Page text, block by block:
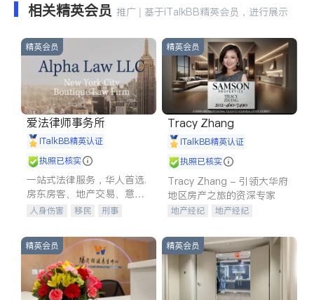
相关精英会员 推广 | 基于iTalkBB精英会员，进行展示
精英会员
爱法律师事务所
iTalkBB精英认证
执照已核实
一站式法律服务，华人首选.
房东房客、地产交易、意外
伤害、车祸重伤、商业诉
建筑合同、刑事案件全包办
人身伤害 移民
刑事
信托/遗嘱
商业
商标注册
律师-其它 保释
精英会员
Tracy Zhang
iTalkBB精英认证
执照已核实
Tracy Zhang - 引领大华府
地区房产之旅的资深专家
地产经纪
地产经纪
商铺租售
开发商建商
精英会员 精英会员